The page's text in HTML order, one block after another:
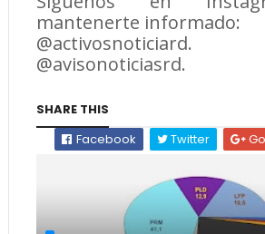
mantenerte informado:
@activosnoticiard.
@avisonoticiasrd.
SHARE THIS
Facebook
Twitter